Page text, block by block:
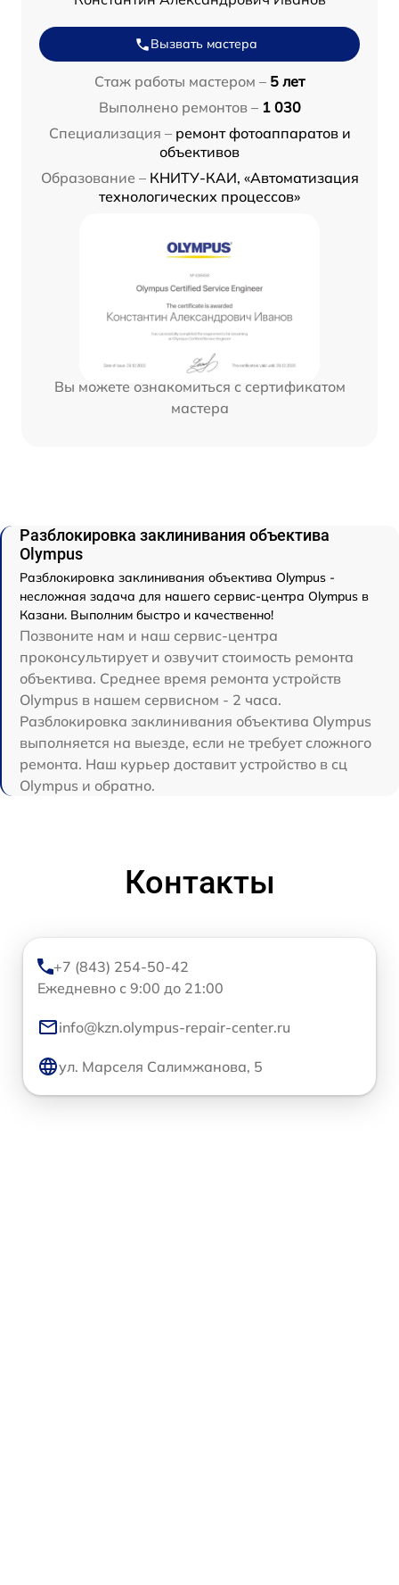
Вызвать мастера
Стаж работы мастером – 5 лет
Выполнено ремонтов – 1 030
Специализация – ремонт фотоаппаратов и
объективов
Образование – КНИТУ-КАИ, «Автоматизация
технологических процессов»
Вы можете ознакомиться с сертификатом
мастера
Разблокировка заклинивания объектива
Olympus
Разблокировка заклинивания объектива Olympus -
несложная задача для нашего сервис-центра Olympus в
Казани. Выполним быстро и качественно!
Позвоните нам и наш сервис-центра
проконсультирует и озвучит стоимость ремонта
объектива. Среднее время ремонта устройств
Olympus в нашем сервисном - 2 часа.
Разблокировка заклинивания объектива Olympus
выполняется на выезде, если не требует сложного
ремонта. Наш курьер доставит устройство в сц
Olympus и обратно.
Контакты
+7 (843) 254-50-42
Ежедневно с 9:00 до 21:00
info@kzn.olympus-repair-center.ru
ул. Марселя Салимжанова, 5